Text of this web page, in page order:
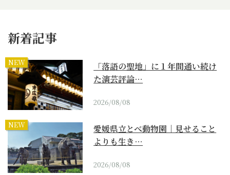
新着記事
NEW
「落語の聖地」に１年間通い続け
た演芸評論…
2026/08/08
NEW
愛媛県立とべ動物園｜見せること
よりも生き…
2026/08/08